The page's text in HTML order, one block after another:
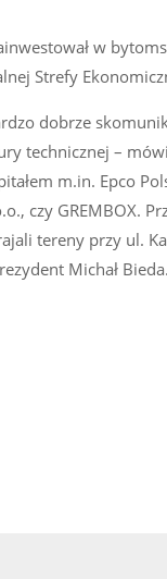
w
Strefy
dobrze
technicznej –
m.in. Epco
czy GREMBOX.
tereny przy ul.
Michał Bieda.